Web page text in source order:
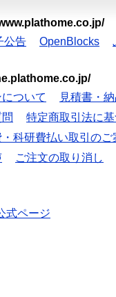
公告 OpenBlocks
ついて
見積書・
特定商取引法に
科研費払い取引のご
ご注文の取り消し
式ページ